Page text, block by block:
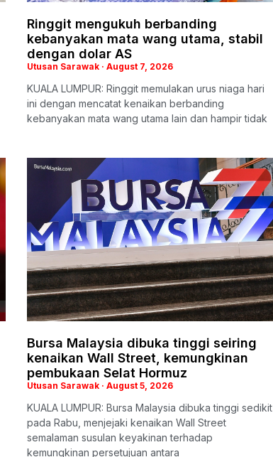
Ringgit mengukuh berbanding
kebanyakan mata wang utama, stabil
dengan dolar AS
Utusan Sarawak August 7, 2026
KUALA LUMPUR: Ringgit memulakan urus niaga hari
ini dengan mencatat kenaikan berbanding
kebanyakan mata wang utama lain dan hampir tidak
Bursa Malaysia dibuka tinggi seiring
kenaikan Wall Street, kemungkinan
pembukaan Selat Hormuz
Utusan Sarawak August 5, 2026
KUALA LUMPUR: Bursa Malaysia dibuka tinggi sedikit
pada Rabu, menjejaki kenaikan Wall Street
semalaman susulan keyakinan terhadap
kemungkinan persetujuan antara